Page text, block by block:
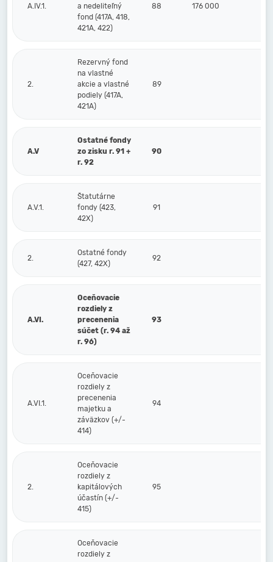
A.IV.1.
a nedeliteľný
fond (417A, 418,
421A, 422)
88 176 000
2.
Rezervný fond
na vlastné
akcie a vlastné
podiely (417A,
421A)
89
A.V
Ostatné fondy
zo zisku r. 91 +
r. 92
90
A.V.1.
Štatutárne
fondy (423,
42X)
91
2.
Ostatné fondy
(427, 42X)
92
A.VI.
Oceňovacie
rozdiely z
precenenia
súčet (r. 94 až
r. 96)
93
A.VI.1.
Oceňovacie
rozdiely z
precenenia
majetku a
záväzkov (+/-
414)
94
2.
Oceňovacie
rozdiely z
kapitálových
účastín (+/-
415)
95
Oceňovacie
rozdiely z